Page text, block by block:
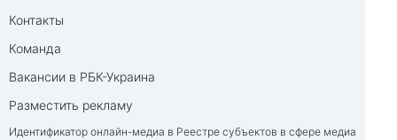
Контакты
Команда
Вакансии в РБК-Украина
Разместить рекламу
Идентификатор онлайн-медиа в Реестре субъектов в сфере медиа